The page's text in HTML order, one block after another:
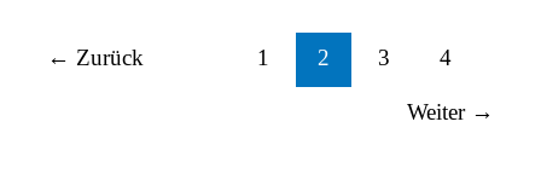
← Zurück 1 2 3 4
Weiter →